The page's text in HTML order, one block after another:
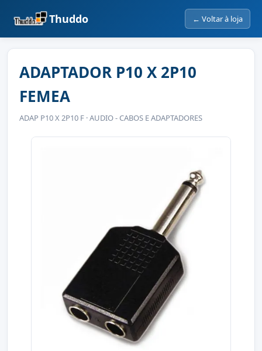
Thuddo ← Voltar à loja
ADAPTADOR P10 X 2P10
FEMEA
ADAP P10 X 2P10 F · AUDIO - CABOS E ADAPTADORES